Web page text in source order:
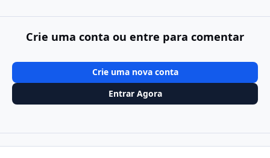
Crie uma conta ou entre para comentar
Crie uma nova conta
Entrar Agora